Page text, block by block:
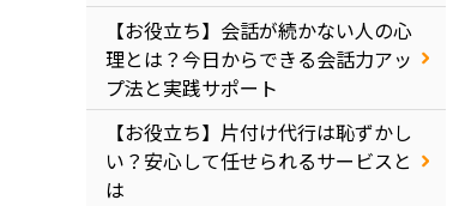
【お役立ち】会話が続かない人の心
理とは？今日からできる会話力アッ
プ法と実践サポート
【お役立ち】片付け代行は恥ずかし
い？安心して任せられるサービスと
は